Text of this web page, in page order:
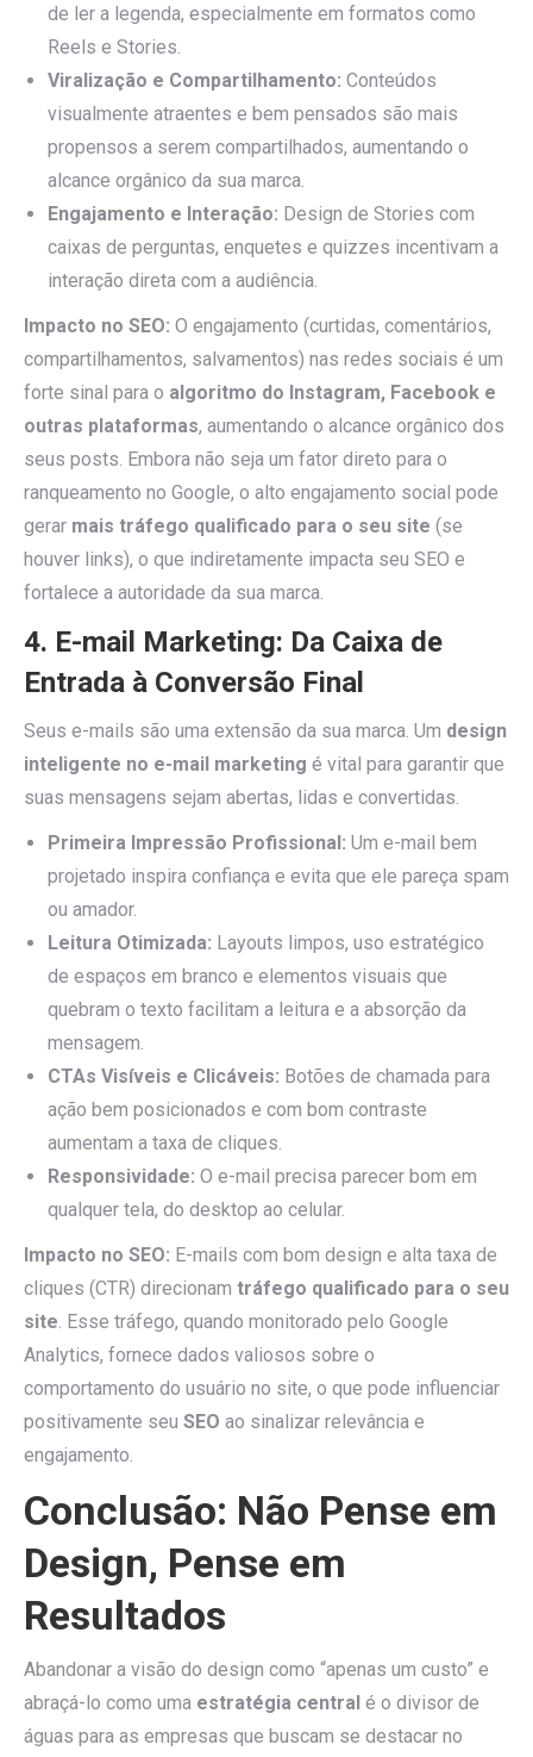
de ler a legenda, especialmente em formatos como
Reels e Stories.
Viralização e Compartilhamento: Conteúdos
visualmente atraentes e bem pensados são mais
propensos a serem compartilhados, aumentando o
alcance orgânico da sua marca.
Engajamento e Interação: Design de Stories com
caixas de perguntas, enquetes e quizzes incentivam a
interação direta com a audiência.
Impacto no SEO: O engajamento (curtidas, comentários,
compartilhamentos, salvamentos) nas redes sociais é um
forte sinal para o algoritmo do Instagram, Facebook e
outras plataformas, aumentando o alcance orgânico dos
seus posts. Embora não seja um fator direto para o
ranqueamento no Google, o alto engajamento social pode
gerar mais tráfego qualificado para o seu site (se
houver links), o que indiretamente impacta seu SEO e
fortalece a autoridade da sua marca.
4. E-mail Marketing: Da Caixa de
Entrada à Conversão Final
Seus e-mails são uma extensão da sua marca. Um design
inteligente no e-mail marketing é vital para garantir que
suas mensagens sejam abertas, lidas e convertidas.
Primeira Impressão Profissional: Um e-mail bem
projetado inspira confiança e evita que ele pareça spam
ou amador.
Leitura Otimizada: Layouts limpos, uso estratégico
de espaços em branco e elementos visuais que
quebram o texto facilitam a leitura e a absorção da
mensagem.
CTAs Visíveis e Clicáveis: Botões de chamada para
ação bem posicionados e com bom contraste
aumentam a taxa de cliques.
Responsividade: O e-mail precisa parecer bom em
qualquer tela, do desktop ao celular.
Impacto no SEO: E-mails com bom design e alta taxa de
cliques (CTR) direcionam tráfego qualificado para o seu
site. Esse tráfego, quando monitorado pelo Google
Analytics, fornece dados valiosos sobre o
comportamento do usuário no site, o que pode influenciar
positivamente seu SEO ao sinalizar relevância e
engajamento.
Conclusão: Não Pense em
Design, Pense em
Resultados
Abandonar a visão do design como “apenas um custo” e
abraçá-lo como uma estratégia central é o divisor de
águas para as empresas que buscam se destacar no